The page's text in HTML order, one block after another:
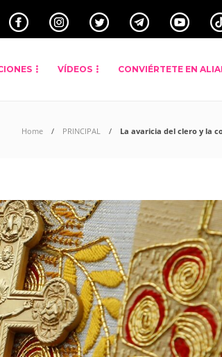
VÍDEOS CONVIÉRTETE EN
Home PRINCIPAL La avaricia del clero y la